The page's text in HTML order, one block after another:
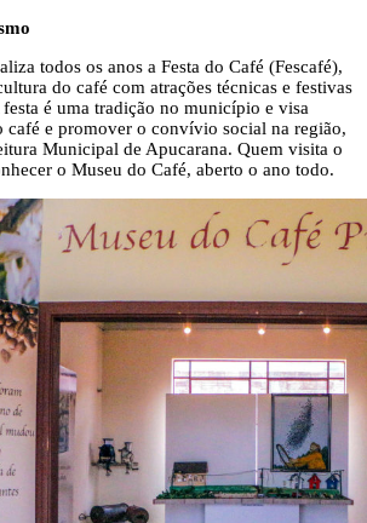
todos os anos a Festa do Café (Fescafé),
do café com atrações técnicas e festivas
é uma tradição no município e visa
café e promover o convívio social na região,
Municipal de Apucarana. Quem visita o
o Museu do Café, aberto o ano todo.